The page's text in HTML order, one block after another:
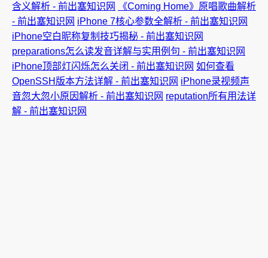
含义解析 - 前出塞知识网
《Coming Home》原唱歌曲解析
- 前出塞知识网 iPhone 7核心参数全解析 - 前出塞知识网
iPhone空白昵称复制技巧揭秘 - 前出塞知识网
preparations怎么读发音详解与实用例句 - 前出塞知识网
iPhone顶部灯闪烁怎么关闭 - 前出塞知识网 如何查看
OpenSSH版本方法详解 - 前出塞知识网 iPhone录视频声
音忽大忽小原因解析 - 前出塞知识网 reputation所有用法详
解 - 前出塞知识网